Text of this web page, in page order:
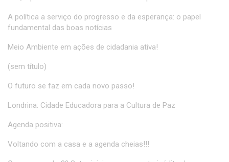
A política a serviço do progresso e da esperança: o papel
fundamental das boas notícias
Meio Ambiente em ações de cidadania ativa!
(sem título)
O futuro se faz em cada novo passo!
Londrina: Cidade Educadora para a Cultura de Paz
Agenda positiva:
Voltando com a casa e a agenda cheias!!!